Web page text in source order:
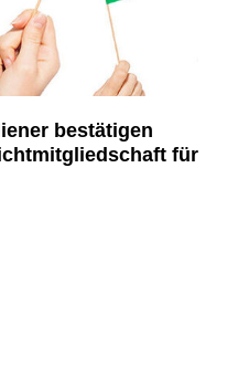
bestätigen
für